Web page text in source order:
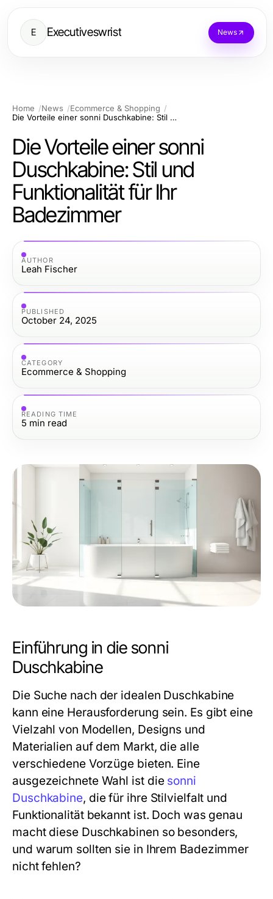
E Executiveswrist News
Home News
Ecommerce & Shopping
Die Vorteile einer sonni Duschkabine: Stil und Funktionalität für Ihr Badezimmer
Die Vorteile einer sonni
Duschkabine: Stil und
Funktionalität für Ihr
Badezimmer
AUTHOR
Leah Fischer
PUBLISHED
October 24, 2025
CATEGORY
Ecommerce & Shopping
READING TIME
5 min read
Einführung in die sonni
Duschkabine
Die Suche nach der idealen Duschkabine
kann eine Herausforderung sein. Es gibt eine
Vielzahl von Modellen, Designs und
Materialien auf dem Markt, die alle
verschiedene Vorzüge bieten. Eine
ausgezeichnete Wahl ist die sonni
Duschkabine, die für ihre Stilvielfalt und
Funktionalität bekannt ist. Doch was genau
macht diese Duschkabinen so besonders,
und warum sollten sie in Ihrem Badezimmer
nicht fehlen?